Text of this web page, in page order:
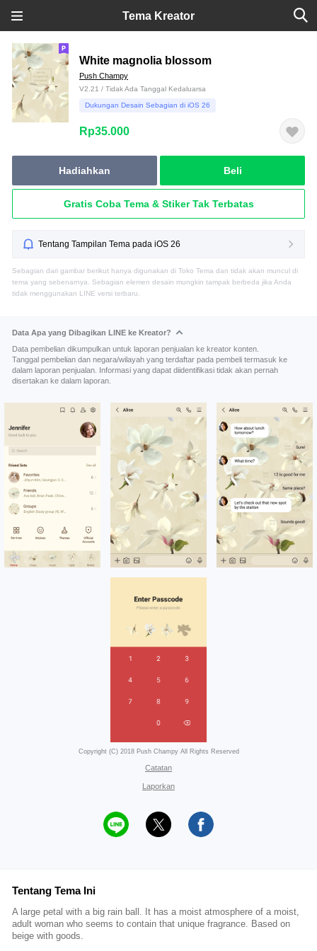
Tema Kreator
White magnolia blossom
Push Champy
V2.21 / Tidak Ada Tanggal Kedaluarsa
Dukungan Desain Sebagian di iOS 26
Rp35.000
Hadiahkan Beli
Gratis Coba Tema & Stiker Tak Terbatas
Tentang Tampilan Tema pada iOS 26
Sebagian dari gambar berikut hanya digunakan di Toko Tema dan tidak akan muncul di
tema yang sebenarnya. Sebagian elemen desain mungkin tampak berbeda jika Anda
tidak menggunakan LINE versi terbaru.
Data Apa yang Dibagikan LINE ke Kreator?
Data pembelian dikumpulkan untuk laporan penjualan ke kreator konten.
Tanggal pembelian dan negara/wilayah yang terdaftar pada pembeli termasuk ke
dalam laporan penjualan. Informasi yang dapat diidentifikasi tidak akan pernah
disertakan ke dalam laporan.
Copyright (C) 2018 Push Champy All Rights Reserved
Catatan
Laporkan
Tentang Tema Ini
A large petal with a big rain ball. It has a moist atmosphere of a moist,
adult woman who seems to contain that unique fragrance. Based on
beige with goods.